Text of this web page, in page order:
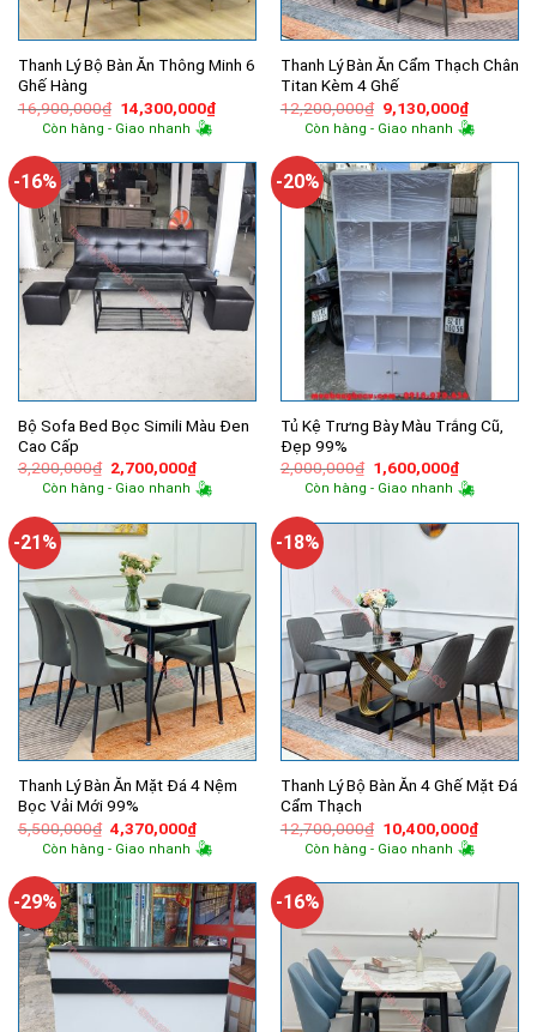
Thanh Lý Bộ Bàn Ăn Thông Minh 6
Ghế Hàng
16,900,000₫ Giá
gốc
là:
14,300,000₫Giá
hiện
14,300,000₫.
Còn hàng - Giao nhanh
Thanh Lý Bàn Ăn Cẩm Thạch Chân
Titan Kèm 4 Ghế
12,200,000₫ Giá
gốc
là:
9,130,000₫Giá
hiện
tại
Còn hàng - Giao nhanh
-16%
Bộ Sofa Bed Bọc Simili Màu Đen
Cao Cấp
3,200,000₫ Giá
gốc
là:
2,700,000₫Giá
hiện
tại
2,700,000₫.
Còn hàng - Giao nhanh
-20%
Tủ Kệ Trưng Bày Màu Trắng Cũ,
Đẹp 99%
2,000,000₫ Giá
gốc
là:
1,600,000₫Giá
hiện
tại
Còn hàng - Giao nhanh
-21%
Thanh Lý Bàn Ăn Mặt Đá 4 Nệm
Bọc Vải Mới 99%
5,500,000₫ Giá
gốc
là:
4,370,000₫Giá
hiện
tại
4,370,000₫.
Còn hàng - Giao nhanh
-18%
Thanh Lý Bộ Bàn Ăn 4 Ghế Mặt Đá
Cẩm Thạch
12,700,000₫ Giá
gốc
là:
10,400,000₫Giá
hiện
Còn hàng - Giao nhanh
-29% -16%